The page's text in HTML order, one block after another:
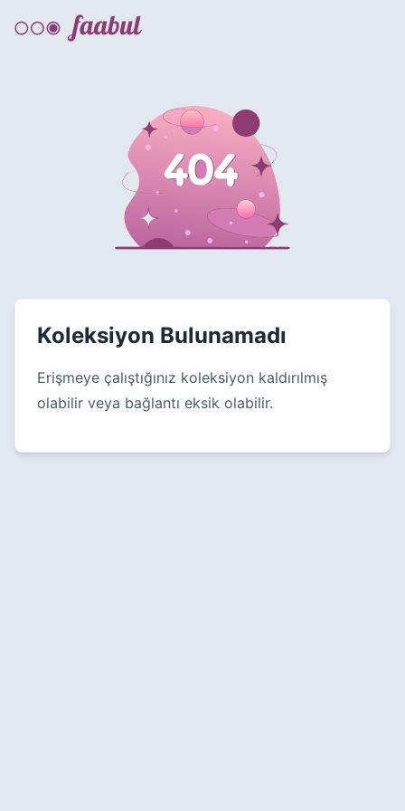
Koleksiyon Bulunamadı
Erişmeye çalıştığınız koleksiyon kaldırılmış
olabilir veya bağlantı eksik olabilir.